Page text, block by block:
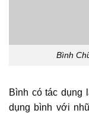
Bình
Bình có tác dụng
dụng bình với